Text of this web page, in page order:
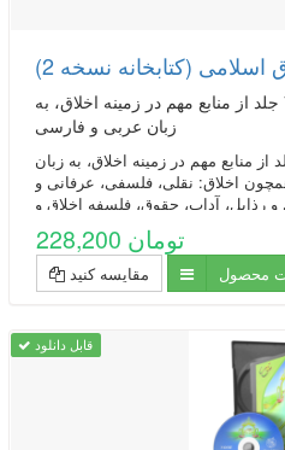
اسلامی (کتابخانه نسخه 2)
متن 445 عنوان کتاب در 765 جلد از منابع مهم در زمينه اخلاق، به
زبان عربی و فارسی
445 عنوان کتاب در 765 جلد از منابع مهم در زمينه اخلاق، به زبان
اخلاق: نقلی، فلسفی، عرفانی و
228,200 تومان
مقایسه کنید محصول
قابل دانلود